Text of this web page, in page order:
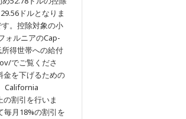
ドルとなりま
。控除対象の小
ォルニアのCap-
得世帯への給付
でご覧くださ
金を下げるための
California
割引を行いま
毎月18%の割引を